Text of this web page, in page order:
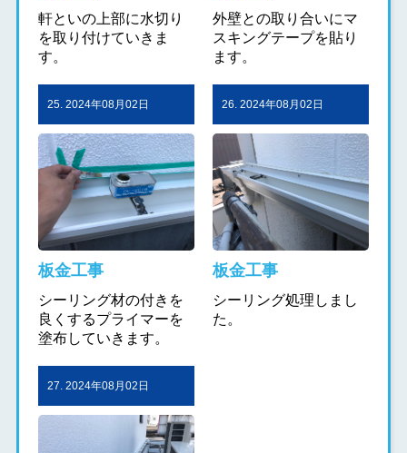
軒といの上部に水切り
を取り付けていきま
す。
外壁との取り合いにマ
スキングテープを貼り
ます。
25. 2024年08月02日
板金工事
シーリング材の付きを
良くするプライマーを
塗布していきます。
26. 2024年08月02日
板金工事
シーリング処理しまし
た。
27. 2024年08月02日